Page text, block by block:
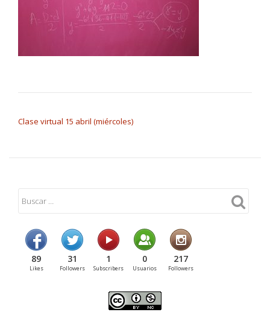
Clase virtual 15 abril (miércoles)
89
Likes
31
Followers
1
Subscribers
0
Usuarios
217
Followers